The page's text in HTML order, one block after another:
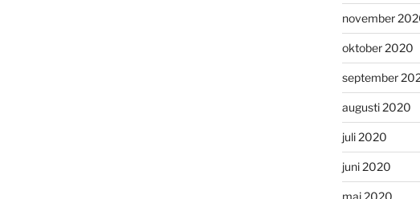
november
oktober 2020
september
augusti 2020
juli 2020
juni 2020
maj 2020